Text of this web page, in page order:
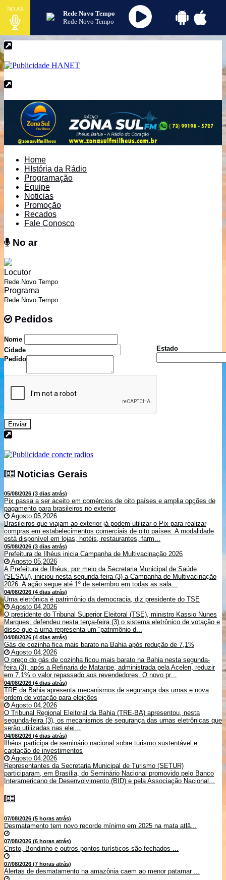
NO AR
Rede Novo Tempo
Rede Novo Tempo
Home
HIstória da Rádio
Programação
Equipe
Noticias
Promoção
Recados
Fale Conosco
No ar
Locutor
Rede Novo Tempo
Programa
Rede Novo Tempo
Pedidos
Nome
Cidade
Estado
Pedido
Enviar
Noticias Gerais
05/08/2026 (3 dias atrás)
Pix passa a ser aceito em comércios de oito países e amplia opções de
pagamento para brasileiros no exterior
Agosto 05,2026
Brasileiros que viajam ao exterior já podem utilizar o Pix para realizar
compras em estabelecimentos comerciais de oito países. A modalidade
está disponível em lojas, hotéis, restaurantes, farm...
05/08/2026 (3 dias atrás)
Prefeitura de Ilhéus inicia Campanha de Multivacinação 2026
Agosto 05,2026
A Prefeitura de Ilhéus, por meio da Secretaria Municipal de Saúde
(SESAU), iniciou nesta segunda-feira (3) a Campanha de Multivacinação
2026. A ação segue até 1º de setembro em todas as sala...
04/08/2026 (4 dias atrás)
Urna eletrônica é patrimônio da democracia, diz presidente do TSE
Agosto 04,2026
O presidente do Tribunal Superior Eleitoral (TSE), ministro Kassio Nunes
Marques, defendeu nesta terça-feira (3) o sistema eletrônico de votação e
disse que a urna representa um “patrimônio d...
04/08/2026 (4 dias atrás)
Gás de cozinha fica mais barato na Bahia após redução de 7,1%
Agosto 04,2026
O preço do gás de cozinha ficou mais barato na Bahia nesta segunda-
feira (3), após a Refinaria de Mataripe, administrada pela Acelen, reduzir
em 7,1% o valor repassado aos revendedores. O novo pr...
04/08/2026 (4 dias atrás)
TRE da Bahia apresenta mecanismos de segurança das urnas e nova
ordem de votação para eleições
Agosto 04,2026
O Tribunal Regional Eleitoral da Bahia (TRE-BA) apresentou, nesta
segunda-feira (3), os mecanismos de segurança das urnas eletrônicas que
serão utilizadas nas elei...
04/08/2026 (4 dias atrás)
Ilhéus participa de seminário nacional sobre turismo sustentável e
captação de investimentos
Agosto 04,2026
Representantes da Secretaria Municipal de Turismo (SETUR)
participaram, em Brasília, do Seminário Nacional promovido pelo Banco
Interamericano de Desenvolvimento (BID) e pela Associação Nacional...
07/08/2026 (5 horas atrás)
Desmatamento tem novo recorde mínimo em 2025 na mata atlâ...
07/08/2026 (6 horas atrás)
Cristo, Bondinho e outros pontos turísticos são fechados ...
07/08/2026 (7 horas atrás)
Alertas de desmatamento na amazônia caem ao menor patamar ...